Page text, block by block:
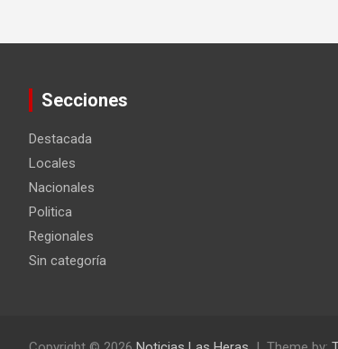
Secciones
Destacada
Locales
Nacionales
Politica
Regionales
Sin categoría